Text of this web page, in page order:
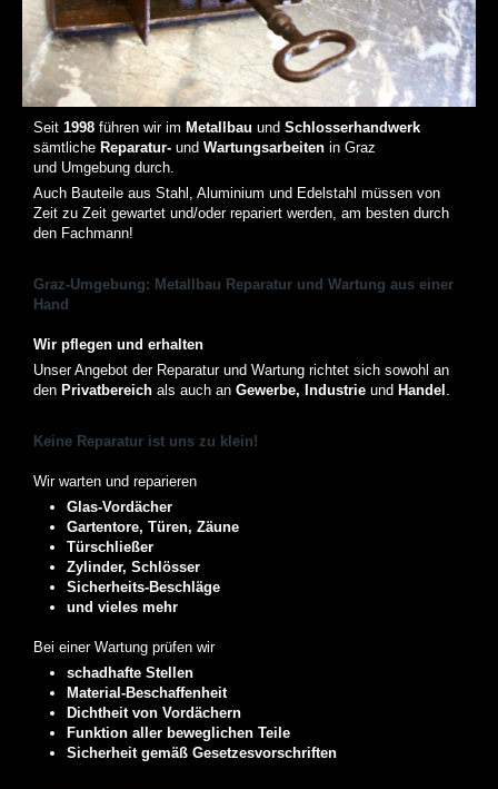
an
Dritte
übertragen
werden
können.
an
Dritte
übertragen
werden
können.
an
Dritte
übertragen
werden
können.
Seit 1998 führen wir im Metallbau und Schlosserhandwerk
sämtliche Reparatur- und Wartungsarbeiten in Graz
und Umgebung durch.
Auch Bauteile aus Stahl, Aluminium und Edelstahl müssen von
Zeit zu Zeit gewartet und/oder repariert werden, am besten durch
den Fachmann!
Graz-Umgebung: Metallbau Reparatur und Wartung aus einer
Hand
Wir pflegen und erhalten
Unser Angebot der Reparatur und Wartung richtet sich sowohl an
den Privatbereich als auch an Gewerbe, Industrie und Handel .
Keine Reparatur ist uns zu klein!
Wir warten und reparieren
Glas-Vordächer
Gartentore, Türen, Zäune
Türschließer
Zylinder, Schlösser
Sicherheits-Beschläge
und vieles mehr
Bei einer Wartung prüfen wir
schadhafte Stellen
Material-Beschaffenheit
Dichtheit von Vordächern
Funktion aller beweglichen Teile
Sicherheit gemäß Gesetzesvorschriften